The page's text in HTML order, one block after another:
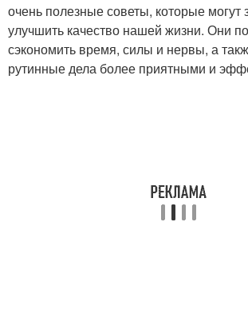
очень полезные советы, которые могут
улучшить качество нашей жизни. Они
сэкономить время, силы и нервы, а
рутинные дела более приятными и